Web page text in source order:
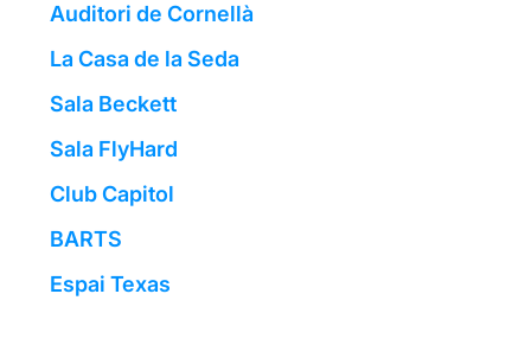
Auditori de Cornellà
La Casa de la Seda
Sala Beckett
Sala FlyHard
Club Capitol
BARTS
Espai Texas